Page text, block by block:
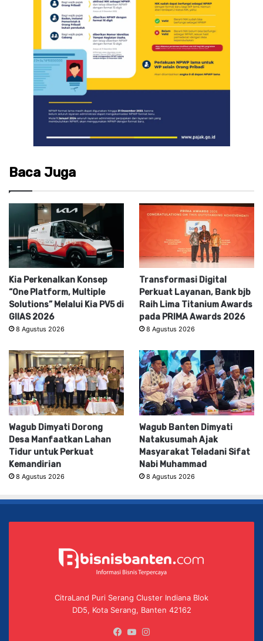
Baca Juga
Kia Perkenalkan Konsep
“One Platform, Multiple
Solutions” Melalui Kia PV5 di
GIIAS 2026
8 Agustus 2026
Transformasi Digital
Perkuat Layanan, Bank bjb
Raih Lima Titanium Awards
pada PRIMA Awards 2026
8 Agustus 2026
Wagub Dimyati Dorong
Desa Manfaatkan Lahan
Tidur untuk Perkuat
Kemandirian
8 Agustus 2026
Wagub Banten Dimyati
Natakusumah Ajak
Masyarakat Teladani Sifat
Nabi Muhammad
8 Agustus 2026
CitraLand Puri Serang Cluster Indiana Blok
DD5, Kota Serang, Banten 42162
Facebook
YouTube